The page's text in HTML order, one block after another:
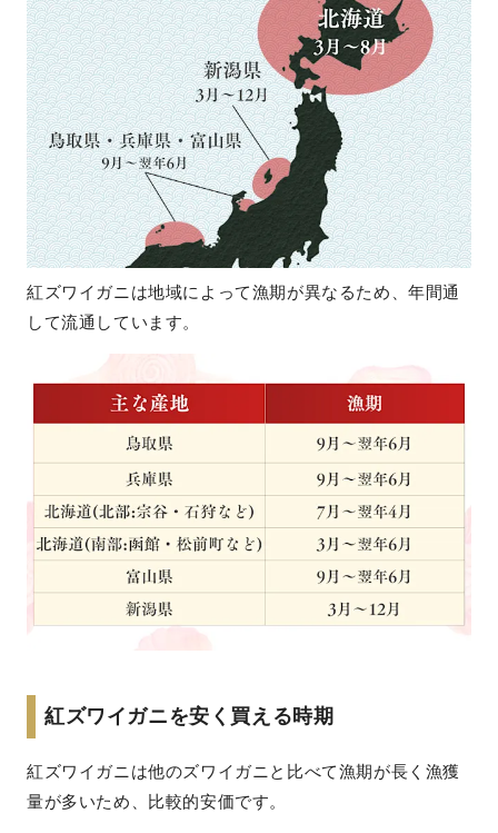
紅ズワイガニは地域によって漁期が異なるため、年間通
して流通しています。
紅ズワイガニを安く買える時期
紅ズワイガニは他のズワイガニと比べて漁期が長く漁獲
量が多いため、比較的安価です。